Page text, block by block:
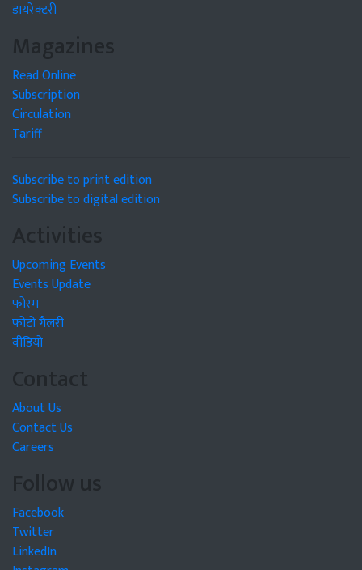
डायरेक्टरी
Magazines
Read Online
Subscription
Circulation
Tariff
Subscribe to print edition
Subscribe to digital edition
Activities
Upcoming Events
Events Update
फोरम
फोटो गैलरी
वीडियो
Contact
About Us
Contact Us
Careers
Follow us
Facebook
Twitter
LinkedIn